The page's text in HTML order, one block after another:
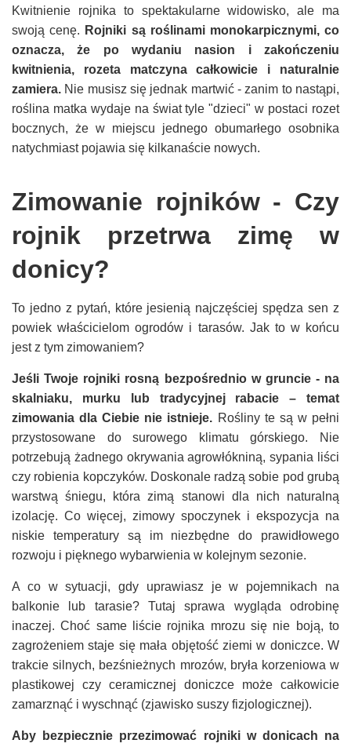
Kwitnienie rojnika to spektakularne widowisko, ale ma
swoją cenę. Rojniki są roślinami monokarpicznymi, co
oznacza, że po wydaniu nasion i zakończeniu
kwitnienia, rozeta matczyna całkowicie i naturalnie
zamiera. Nie musisz się jednak martwić - zanim to nastąpi,
roślina matka wydaje na świat tyle "dzieci" w postaci rozet
bocznych, że w miejscu jednego obumarłego osobnika
natychmiast pojawia się kilkanaście nowych.
Zimowanie rojników - Czy
rojnik przetrwa zimę w
donicy?
To jedno z pytań, które jesienią najczęściej spędza sen z
powiek właścicielom ogrodów i tarasów. Jak to w końcu
jest z tym zimowaniem?
Jeśli Twoje rojniki rosną bezpośrednio w gruncie - na
skalniaku, murku lub tradycyjnej rabacie – temat
zimowania dla Ciebie nie istnieje. Rośliny te są w pełni
przystosowane do surowego klimatu górskiego. Nie
potrzebują żadnego okrywania agrowłókniną, sypania liści
czy robienia kopczyków. Doskonale radzą sobie pod grubą
warstwą śniegu, która zimą stanowi dla nich naturalną
izolację. Co więcej, zimowy spoczynek i ekspozycja na
niskie temperatury są im niezbędne do prawidłowego
rozwoju i pięknego wybarwienia w kolejnym sezonie.
A co w sytuacji, gdy uprawiasz je w pojemnikach na
balkonie lub tarasie? Tutaj sprawa wygląda odrobinę
inaczej. Choć same liście rojnika mrozu się nie boją, to
zagrożeniem staje się mała objętość ziemi w doniczce. W
trakcie silnych, bezśnieżnych mrozów, bryła korzeniowa w
plastikowej czy ceramicznej doniczce może całkowicie
zamarznąć i wyschnąć (zjawisko suszy fizjologicznej).
Aby bezpiecznie przezimować rojniki w donicach na